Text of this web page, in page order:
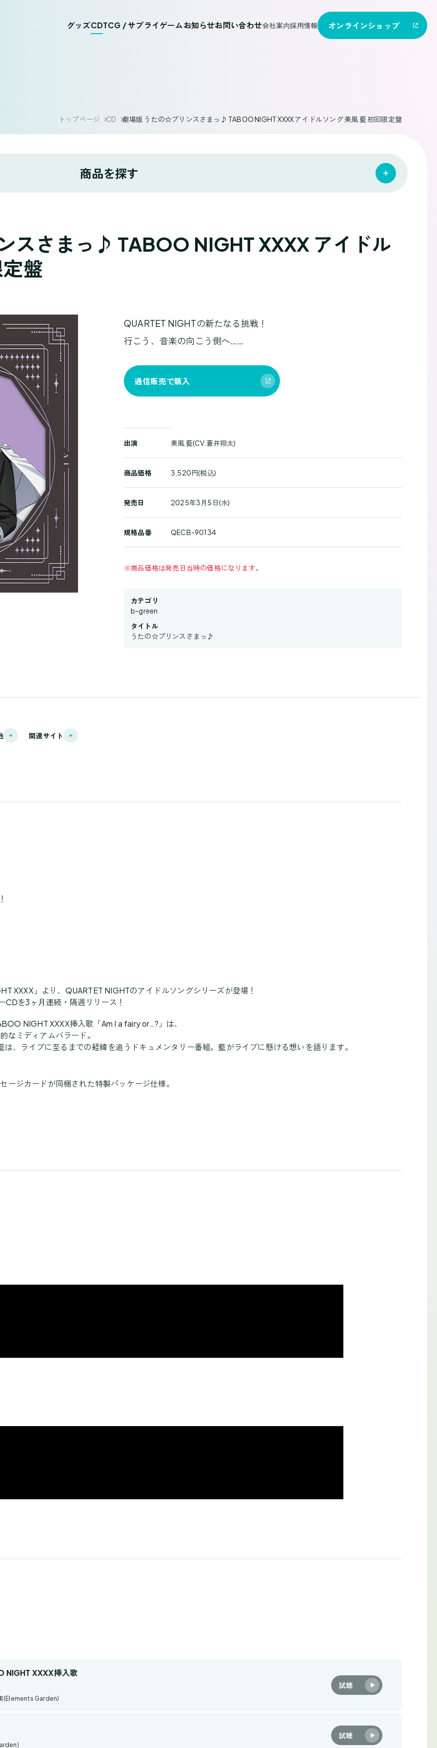
グッズCDTCG / サプライゲームお知らせお問い合わせ会社案内採用情報 オンラインショップ
トップページ CD 劇場版 うたの☆プリンスさまっ♪ TABOO NIGHT XXXX アイドルソング 美風 藍 初回限定盤
商品を探す
スさまっ♪ TABOO NIGHT XXXX アイドル
盤
QUARTET NIGHTの新たなる挑戦！
行こう、音楽の向こう側へ……
通信販売で購入
出演 美風 藍(CV.蒼井翔太)
商品価格 3,520円(税込)
発売日 2025年3月5日(水)
規格品番 QECB-90134
※商品価格は発売日当時の価格になります。
カテゴリ
b-green
タイトル
うたの☆プリンスさまっ♪
関連サイト
XXXX」より、QUARTET NIGHTのアイドルソングシリーズが登場！
を3ヶ月連続・隔週リリース！
NIGHT XXXX挿入歌「Am I a fairy or…?」は、
なミディアムバラード。
、ライブに至るまでの経緯を追うドキュメンタリー番組。藍がライブに懸ける想いを語ります。
ジカードが同梱された特製パッケージ仕様。
NIGHT XXXX挿入歌
(Elements Garden)
試聴
試聴